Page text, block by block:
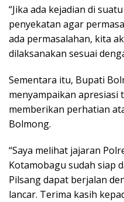
“Jika ada kejadian di
penyekatan agar
ada permasalahan, kita
dilaksanakan sesuai
Sementara itu, Bupati
menyampaikan apresiasi
memberikan perhatian
Bolmong.
“Saya melihat jajaran
Kotamobagu sudah siap
Pilsang dapat berjalan
lancar. Terima kasih